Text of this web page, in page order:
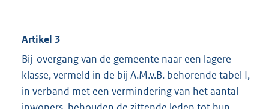
Artikel 3
Bij overgang van de gemeente naar een lagere
klasse, vermeld in de bij A.M.v.B. behorende tabel I,
in verband met een vermindering van het aantal